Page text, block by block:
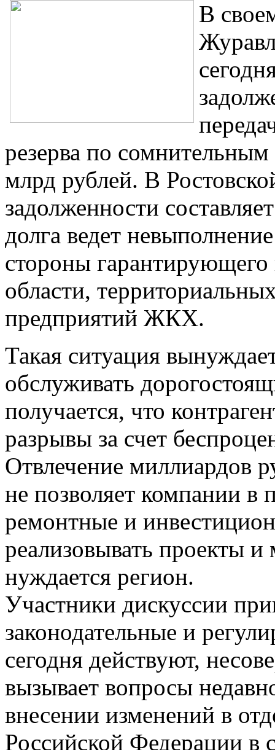
В
резерва по
млрд рублей. В
задолженности
долга ведет
стороны
области,
предприятий ЖКХ.
Такая ситуация
обслуживать
получается, что
разрывы за счет
Отвлечение миллиардов
не позволяет компании в
ремонтные и
реализовывать проекты
нуждается регион.
Участники дискуссии
законодательные и
сегодня действуют,
вызывает вопросы
внесении изменений в
Российской Федерации в